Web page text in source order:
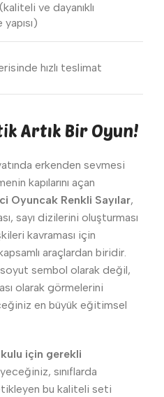
ve dayanıklı
hızlı teslimat
Artık Bir Oyun!
erkenden sevmesi
kapılarını açan
Oyuncak Renkli Sayılar,
sayı dizilerini oluşturması
kavraması için
araçlardan biridir.
soyut sembol olarak değil,
olarak görmelerini
en büyük eğitimsel
için gerekli
sınıflarda
bu kaliteli seti